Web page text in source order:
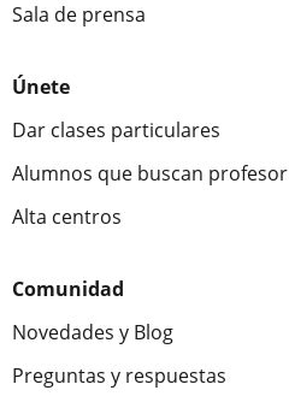
Sala de prensa
Únete
Dar clases particulares
Alumnos que buscan profesor
Alta centros
Comunidad
Novedades y Blog
Preguntas y respuestas